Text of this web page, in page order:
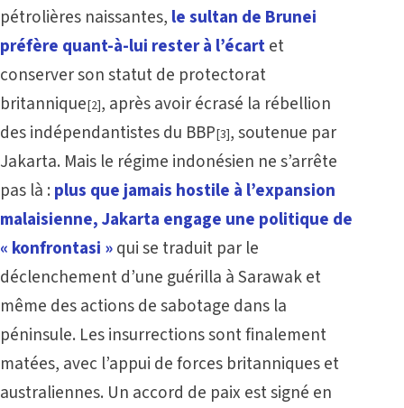
pétrolières naissantes, le sultan de Brunei
préfère quant-à-lui rester à l’écartet
conserver son statut de protectorat
britannique[2], après avoir écrasé la rébellion
des indépendantistes du BBP[3], soutenue par
Jakarta. Mais le régime indonésien ne s’arrête
pas là : plus que jamais hostile à l’expansion
malaisienne, Jakarta engage une politique de
« konfrontasi »qui se traduit par le
déclenchement d’une guérilla à Sarawak et
même des actions de sabotage dans la
péninsule. Les insurrections sont finalement
matées, avec l’appui de forces britanniques et
australiennes. Un accord de paix est signé en